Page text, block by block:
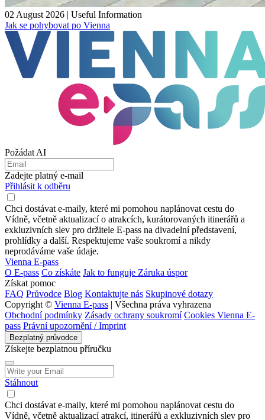
02 August 2026 | Useful Information
Jak se pohybovat po Vienna
Požádat AI
Zadejte platný e-mail
Přihlásit k odběru
Chci dostávat e-maily, které mi pomohou naplánovat cestu do
Vídně, včetně aktualizací o atrakcích, kurátorovaných itinerářů a
exkluzivních slev pro držitele E-pass na divadelní představení,
prohlídky a další. Respektujeme vaše soukromí a nikdy
neprodáváme vaše údaje.
Vienna E-pass
O E-pass Co získáte Jak to funguje Záruka úspor
Získat pomoc
FAQ Průvodce Blog Kontaktujte nás Skupinové dotazy
Copyright © Vienna E-pass | Všechna práva vyhrazena
Obchodní podmínky Zásady ochrany soukromí Cookies Vienna E-
pass Právní upozornění / Imprint
Bezplatný průvodce
Získejte bezplatnou příručku
Stáhnout
Chci dostávat e-maily, které mi pomohou naplánovat cestu do
Vídně, včetně aktualizací atrakcí, itinerářů a exkluzivních slev pro